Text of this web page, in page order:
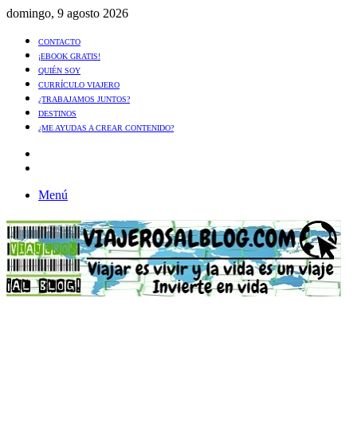
domingo, 9 agosto 2026
CONTACTO
¡EBOOK GRATIS!
QUIÉN SOY
CURRÍCULO VIAJERO
¿TRABAJAMOS JUNTOS?
DESTINOS
¿ME AYUDAS A CREAR CONTENIDO?
Menú